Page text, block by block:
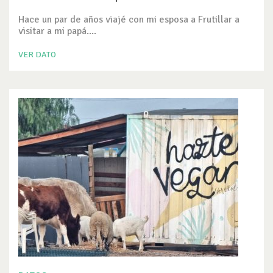
Hace un par de años viajé con mi esposa a Frutillar a
visitar a mi papá....
VER DATO